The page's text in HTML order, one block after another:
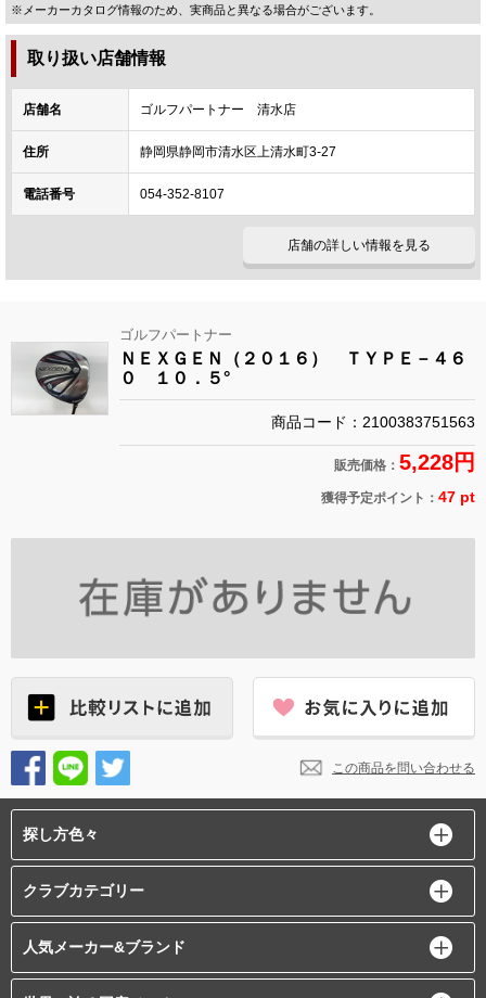
※メーカーカタログ情報のため、実商品と異なる場合がございます。
取り扱い店舗情報
店舗名 ゴルフパートナー 清水店
住所 静岡県静岡市清水区上清水町3-27
電話番号 054-352-8107
店舗の詳しい情報を見る
ゴルフパートナー
ＮＥＸＧＥＮ（２０１６） ＴＹＰＥ－４６
０ １０．５°
商品コード：2100383751563
販売価格： 5,228円
獲得予定ポイント： 47 pt
この商品を問い合わせる
探し方色々
クラブカテゴリー
人気メーカー&ブランド